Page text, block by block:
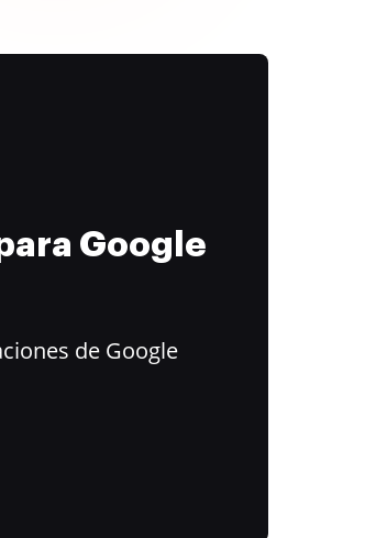
Google
de Google